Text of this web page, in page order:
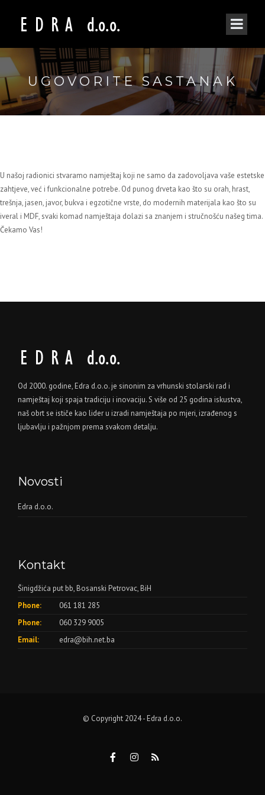
UGOVORITE SASTANAK
U našoj radionici stvaramo namještaj koji ne samo da zadovoljava vaše estetske
zahtjeve, već i funkcionalne potrebe. Od punog drveta kao što su orah, hrast,
trešnja, jasen, javor, bukva i egzotične vrste, do modernih materijala kao što su
iveral i MDF, svaki komad namještaja dolazi sa znanjem i stručnošću našeg tima.
Čekamo Vas!
Od 2000. godine, Edra d.o.o. je sinonim za vrhunski stolarski rad i
namještaj koji spaja tradiciju i inovaciju. S više od 25 godina iskustva,
naš obrt se ističe kao lider u izradi namještaja po mjeri, izrađenog s
ljubavlju i pažnjom prema svakom detalju.
Novosti
Edra d.o.o.
Kontakt
Šinigdžića put bb, Bosanski Petrovac, BiH
Phone:
061 181 285
Phone:
060 329 9005
Email:
edra@bih.net.ba
© Copyright 2024 - Edra d.o.o.